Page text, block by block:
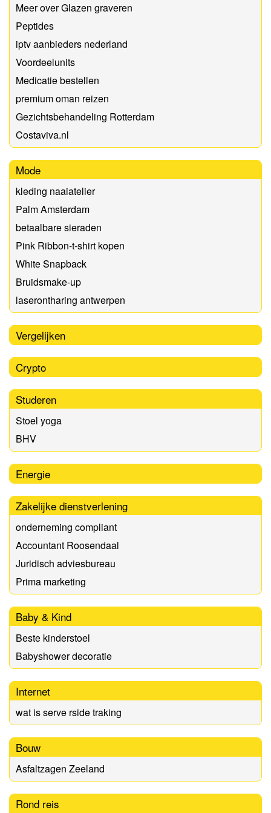
Meer over Glazen graveren
Peptides
iptv aanbieders nederland
Voordeelunits
Medicatie bestellen
premium oman reizen
Gezichtsbehandeling Rotterdam
Costaviva.nl
Mode
kleding naaiatelier
Palm Amsterdam
betaalbare sieraden
Pink Ribbon-t-shirt kopen
White Snapback
Bruidsmake-up
laserontharing antwerpen
Vergelijken
Crypto
Studeren
Stoel yoga
BHV
Energie
Zakelijke dienstverlening
onderneming compliant
Accountant Roosendaal
Juridisch adviesbureau
Prima marketing
Baby & Kind
Beste kinderstoel
Babyshower decoratie
Internet
wat is serve rside traking
Bouw
Asfaltzagen Zeeland
Rond reis